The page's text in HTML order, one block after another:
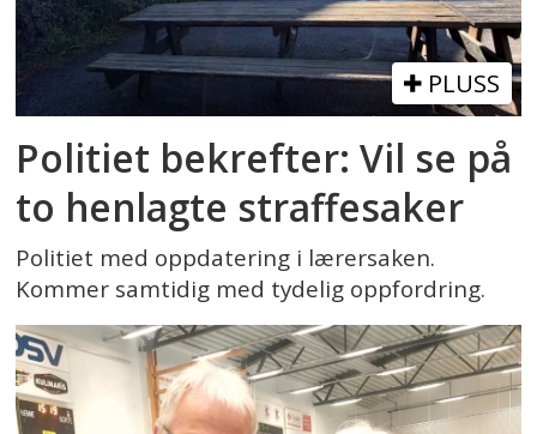
PLUSS
Politiet bekrefter: Vil se på
to henlagte straffesaker
Politiet med oppdatering i lærersaken.
Kommer samtidig med tydelig oppfordring.